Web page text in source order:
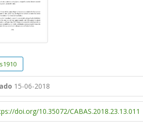
15-06-2018
doi.org/10.35072/CABAS.2018.23.13.011